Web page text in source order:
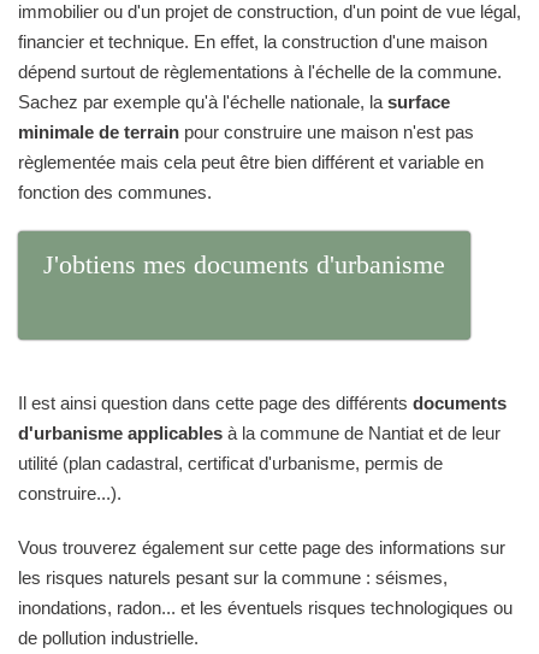
immobilier ou d'un projet de construction, d'un point de vue légal,
financier et technique. En effet, la construction d'une maison
dépend surtout de règlementations à l'échelle de la commune.
Sachez par exemple qu'à l'échelle nationale, la surface
minimale de terrain pour construire une maison n'est pas
règlementée mais cela peut être bien différent et variable en
fonction des communes.
J'obtiens mes documents d'urbanisme
Il est ainsi question dans cette page des différents documents
d'urbanisme applicables à la commune de Nantiat et de leur
utilité (plan cadastral, certificat d'urbanisme, permis de
construire...).
Vous trouverez également sur cette page des informations sur
les risques naturels pesant sur la commune : séismes,
inondations, radon... et les éventuels risques technologiques ou
de pollution industrielle.